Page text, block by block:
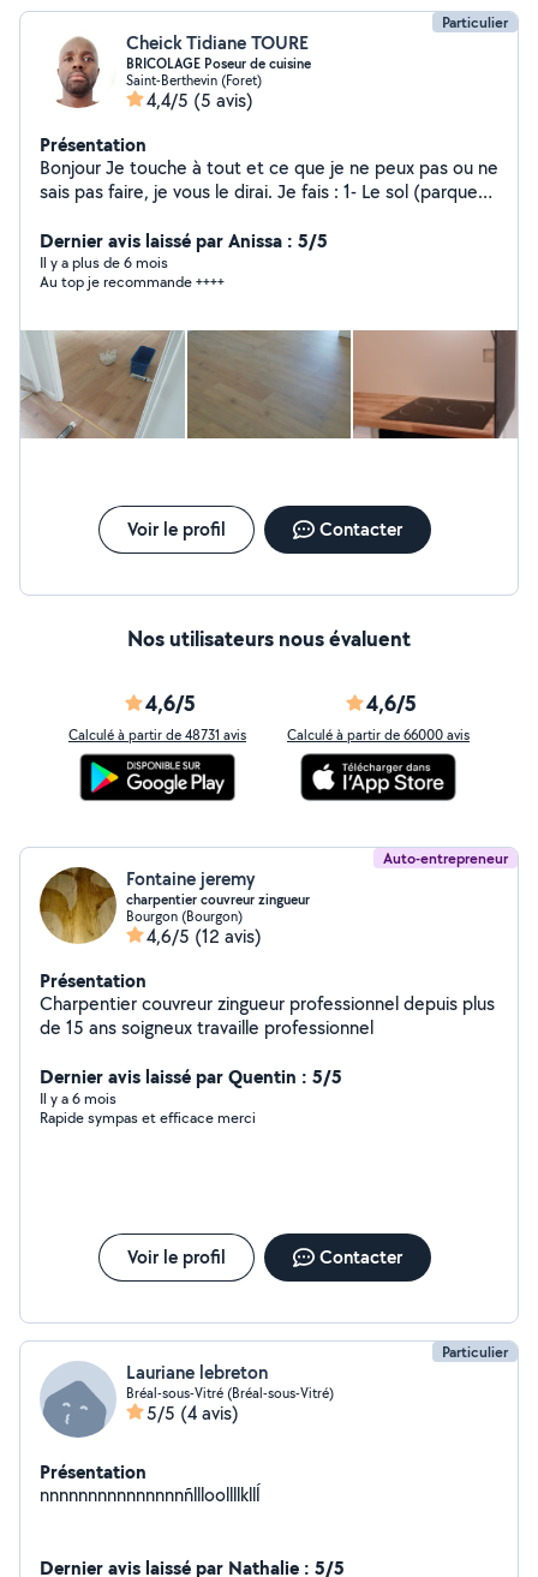
Particulier
Cheick Tidiane TOURE
BRICOLAGE Poseur de cuisine
Saint-Berthevin (Foret)
4,4/5 (5 avis)
Présentation
Bonjour Je touche à tout et ce que je ne peux pas ou ne
sais pas faire, je vous le dirai. Je fais : 1- Le sol (parquet,
meubles 4- Plomberie et robinetterie 5- Remise en état
des habitations... Facebook : TIDIANE TRAVAUX
Quelque soit votre problème, faites le moi savoir et
ensemble.
Dernier avis laissé par Anissa : 5/5
Il y a plus de 6 mois
Au top je recommande ++++
Voir le profil Contacter
Nos utilisateurs nous évaluent
4,6/5
Calculé à partir de 48731 avis
4,6/5
Calculé à partir de 66000 avis
Auto-entrepreneur
Fontaine jeremy
charpentier couvreur zingueur
Bourgon (Bourgon)
4,6/5 (12 avis)
Présentation
Charpentier couvreur zingueur professionnel depuis plus
de 15 ans soigneux travaille professionnel
Dernier avis laissé par Quentin : 5/5
Il y a 6 mois
Rapide sympas et efficace merci
Voir le profil Contacter
Particulier
Lauriane lebreton
Bréal-sous-Vitré (Bréal-sous-Vitré)
5/5 (4 avis)
Présentation
nnnnnnnnnnnnnnnñllloollllkllĺ
Dernier avis laissé par Nathalie : 5/5